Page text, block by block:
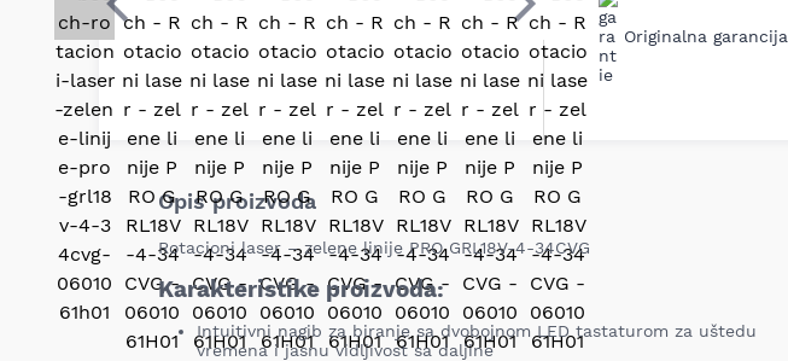
Prethodni Sledeći
Originalna garancija
Opis proizvoda
Rotacioni laser – zelene linije PRO GRL18V-4-34CVG
Karakteristike proizvoda:
Intuitivni nagib za biranje sa dvobojnom LED tastaturom za uštedu
vremena i jasnu vidljivost sa daljine